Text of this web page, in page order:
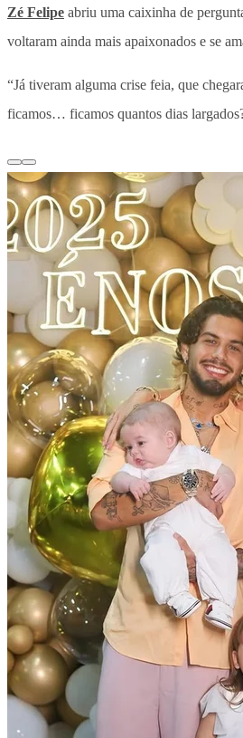
Zé Felipe abriu uma caixinha de
voltaram ainda mais apaixonados e se
“Já tiveram alguma crise feia, que
ficamos… ficamos quantos dias